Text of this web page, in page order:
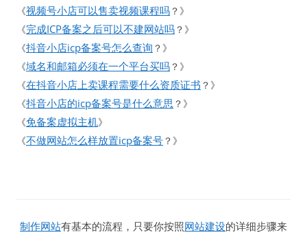
《视频号小店可以售卖视频课程吗 ？》
《完成ICP备案之后可以不建网站吗 ？》
《抖音小店icp备案号怎么查询 ？》
《域名和邮箱必须在一个平台买吗 ？》
《在抖音小店上卖课程需要什么资质证书 ？》
《抖音小店的icp备案号是什么意思 ？》
《免备案虚拟主机》
《不做网站怎么样放置icp备案号 ？》
制作网站有基本的流程，只要你按照网站建设的详细步骤来